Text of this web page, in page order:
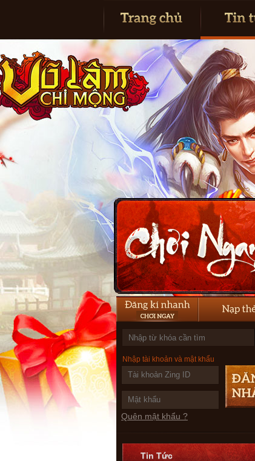
Nhập tài khoản và mật khẩu
Quên mật khẩu ?
Tin Tức